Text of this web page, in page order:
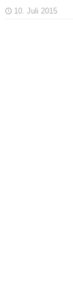
10. Juli 2015